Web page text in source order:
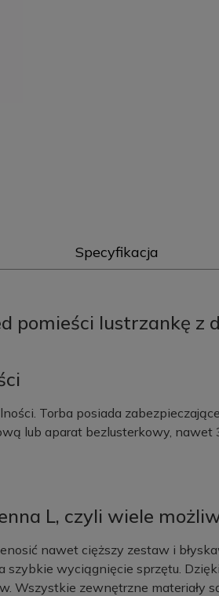
Specyfikacja
pomieści lustrzankę z
Torba posiada
lub aparat bezlusterkowy, nawet
L, czyli wiele
nawet cięższy zestaw i
szybkie wyciągnięcie sprzętu.
Wszystkie zewnętrzne materiały